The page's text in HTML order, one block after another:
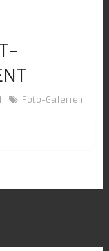
Foto-Galerien